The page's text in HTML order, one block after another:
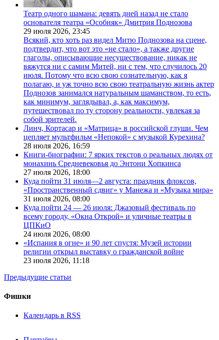
Театр одного шамана: девять дней назад не стало
основателя театра «Особняк» Дмитрия Поднозова
29 июля 2026, 23:45
Всякий, кто хоть раз видел Митю Поднозова на сцене,
подтвердит, что вот это «не стало», а также другие
глаголы, описывающие несуществование, никак не
вяжутся ни с самим Митей, ни с тем, что случилось 20
июля. Потому что всю свою сознательную, как я
полагаю, и уж точно всю свою театральную жизнь актер
Поднозов занимался натуральным шаманством, то есть,
как минимум, заглядывал, а, как максимум,
путешествовал по ту сторону реальности, увлекая за
собой зрителей.
Линч, Кортасар и «Матрица» в российской глуши. Чем
цепляет мультфильм «Непокой» с музыкой Курехина?
28 июля 2026, 16:59
Книги-биографии: 7 ярких текстов о реальных людях от
монахинь Средневековья до Энтони Хопкинса
27 июля 2026, 18:00
Куда пойти 31 июля—2 августа: праздник флоксов,
«Пространственный сдвиг» у Манежа и «Музыка мира»
31 июля 2026, 08:00
Куда пойти 24 — 26 июля: Джазовый фестиваль по
всему городу, «Окна Открой» и уличные театры в
ЦПКиО
24 июля 2026, 08:00
«Испания в огне» и 90 лет спустя: Музей истории
религии открыл выставку о гражданской войне
23 июля 2026, 11:18
Предыдущие статьи
Фишки
Календарь в RSS